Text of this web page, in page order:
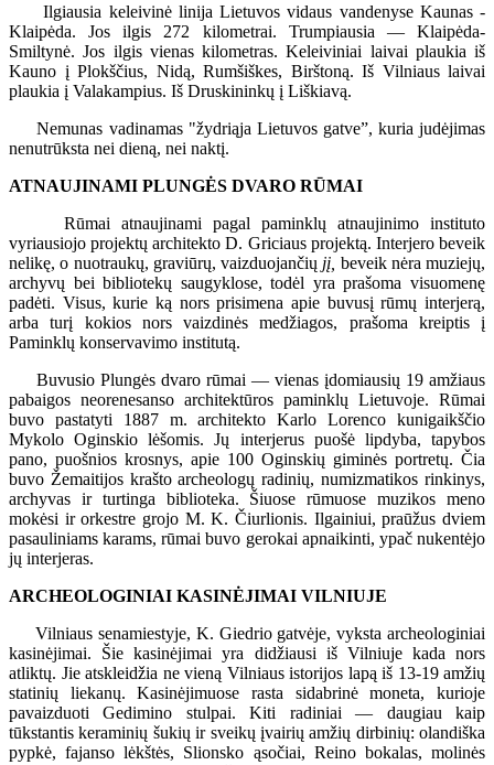
Ilgiausia keleivinė linija Lietuvos vidaus vandenyse Kaunas -
Klaipėda. Jos ilgis 272 kilometrai. Trumpiausia — Klaipėda-
Smiltynė. Jos ilgis vienas kilometras. Keleiviniai laivai plaukia iš
Kauno į Plokščius, Nidą, Rumšiškes, Birštoną. Iš Vilniaus laivai
plaukia į Valakampius. Iš Druskininkų į Liškiavą.
Nemunas vadinamas "žydriąja Lietuvos gatve”, kuria judėjimas
nenutrūksta nei dieną, nei naktį.
ATNAUJINAMI PLUNGĖS DVARO RŪMAI
Rūmai atnaujinami pagal paminklų atnaujinimo instituto
vyriausiojo projektų architekto D. Griciaus projektą. Interjero beveik
nelikę, o nuotraukų, graviūrų, vaizduojančių jį, beveik nėra muziejų,
archyvų bei bibliotekų saugyklose, todėl yra prašoma visuomenę
padėti. Visus, kurie ką nors prisimena apie buvusį rūmų interjerą,
arba turį kokios nors vaizdinės medžiagos, prašoma kreiptis į
Paminklų konservavimo institutą.
Buvusio Plungės dvaro rūmai — vienas įdomiausių 19 amžiaus
pabaigos neorenesanso architektūros paminklų Lietuvoje. Rūmai
buvo pastatyti 1887 m. architekto Karlo Lorenco kunigaikščio
Mykolo Oginskio lėšomis. Jų interjerus puošė lipdyba, tapybos
pano, puošnios krosnys, apie 100 Oginskių giminės portretų. Čia
buvo Žemaitijos krašto archeologų radinių, numizmatikos rinkinys,
archyvas ir turtinga biblioteka. Šiuose rūmuose muzikos meno
mokėsi ir orkestre grojo M. K. Čiurlionis. Ilgainiui, praūžus dviem
pasauliniams karams, rūmai buvo gerokai apnaikinti, ypač nukentėjo
jų interjeras.
ARCHEOLOGINIAI KASINĖJIMAI VILNIUJE
Vilniaus senamiestyje, K. Giedrio gatvėje, vyksta archeologiniai
kasinėjimai. Šie kasinėjimai yra didžiausi iš Vilniuje kada nors
atliktų. Jie atskleidžia ne vieną Vilniaus istorijos lapą iš 13-19 amžių
statinių liekanų. Kasinėjimuose rasta sidabrinė moneta, kurioje
pavaizduoti Gedimino stulpai. Kiti radiniai — daugiau kaip
tūkstantis keraminių šukių ir sveikų įvairių amžių dirbinių: olandiška
pypkė, fajanso lėkštės, Slionsko ąsočiai, Reino bokalas, molinės